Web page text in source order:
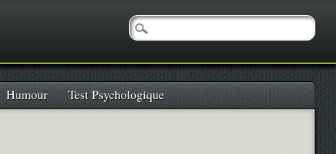
Humour Test Psychologique